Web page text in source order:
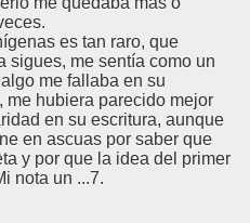
es tan raro, que
sigues, me sentía como un
me fallaba en su
hubiera parecido mejor
en su escritura, aunque
en ascuas por saber que
y por que la idea del primer
nota un ...7.